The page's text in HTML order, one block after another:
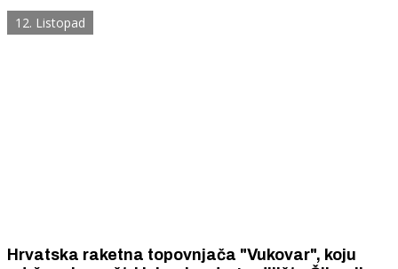
4000 tona
12. Listopad
Hrvatska raketna topovnjača "Vukovar", koju